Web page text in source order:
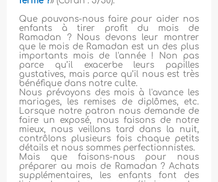
Que pouvons-nous faire pour aider nos
enfants à tirer profit du mois de
Ramadan ? Nous devons leur montrer
que le mois de Ramadan est un des plus
importants mois de l'année ! Non pas
parce qu’il exacerbe leurs papilles
gustatives, mais parce qu’il nous est très
bénéfique dans notre culte.
Nous prévoyons des mois à l'avance les
mariages, les remises de diplômes, etc.
Lorsque notre patron nous demande de
faire un exposé, nous faisons de notre
mieux, nous veillons tard dans la nuit,
contrôlons plusieurs fois chaque petits
détails et nous sommes perfectionnistes.
Mais que faisons-nous pour nous
préparer au mois de Ramadan ? Achats
supplémentaires, les enfants font des